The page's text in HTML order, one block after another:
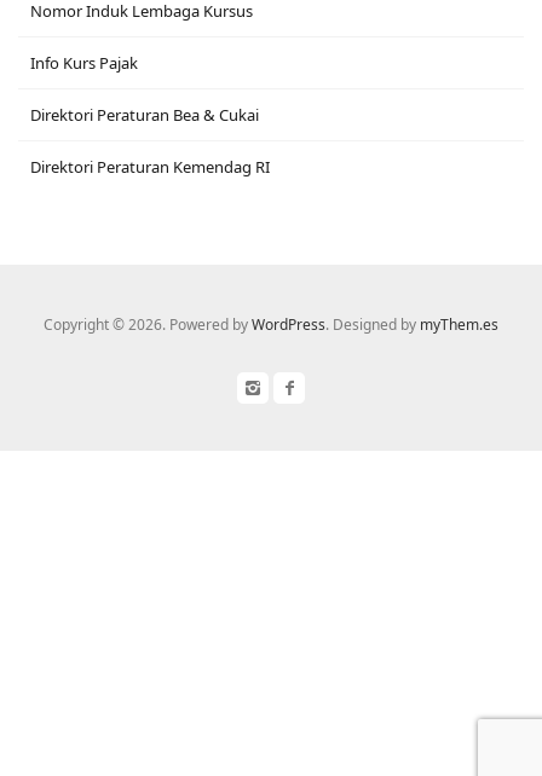
Nomor Induk Lembaga Kursus
Info Kurs Pajak
Direktori Peraturan Bea & Cukai
Direktori Peraturan Kemendag RI
Copyright © 2026. Powered byWordPress. Designed by myThem.es